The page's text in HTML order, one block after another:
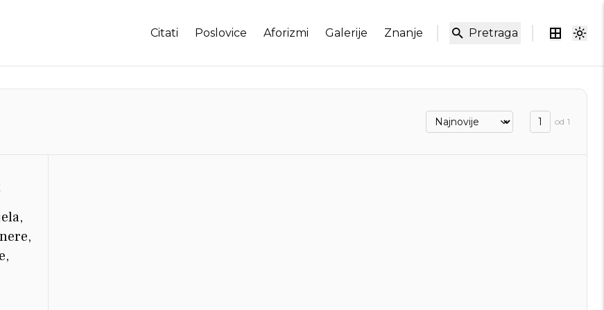
Pretraga
Citati Poslovice Aforizmi Galerije Znanje
od 1